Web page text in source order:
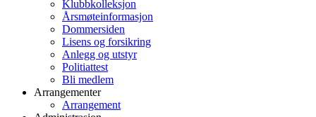
Klubbkolleksjon
Årsmøteinformasjon
Dommersiden
Lisens og forsikring
Anlegg og utstyr
Politiattest
Bli medlem
Arrangementer
Arrangement